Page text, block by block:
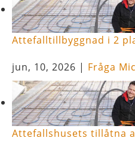
Attefalltillbyggnad i 2
jun, 10, 2026 | Fråga
Attefallshusets tillåtna